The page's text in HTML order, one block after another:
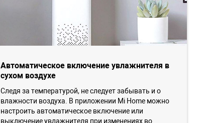
Автоматическое включение увлажнителя в
сухом воздухе
Следя за температурой, не следует забывать и о
влажности воздуха. В приложении Mi Home можно
настроить автоматическое включение или
выключение увлажнителя при изменениях во